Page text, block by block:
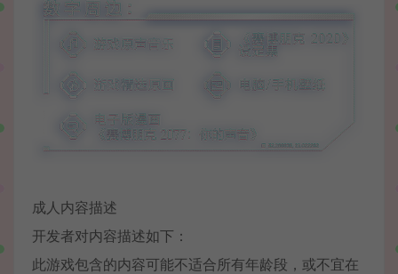
成人内容描述
开发者对内容描述如下：
此游戏包含的内容可能不适合所有年龄段，或不宜在